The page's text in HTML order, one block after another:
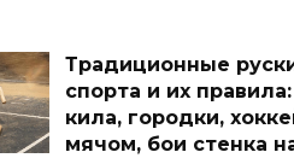
Традиционные
спорта и их
кила, городки,
мячом, бои стенка